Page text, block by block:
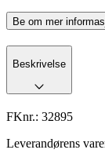
Be om mer
Beskrivelse
FKnr.: 32895
Leverandørens